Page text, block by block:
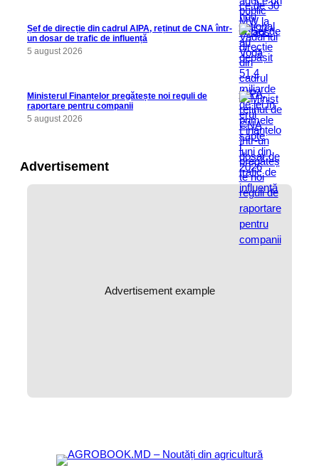
Șef de direcție din cadrul AIPA, reținut de CNA într-
un dosar de trafic de influență
5 august 2026
Ministerul Finanțelor pregătește noi reguli de
raportare pentru companii
5 august 2026
Advertisement
Advertisement example